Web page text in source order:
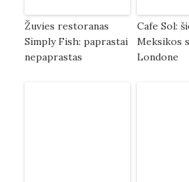
Žuvies restoranas
Simply Fish: paprastai
nepaprastas
Cafe Sol:
Meksikos
Londone